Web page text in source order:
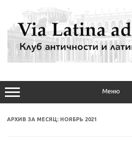
содержимому
Меню
АРХИВ ЗА МЕСЯЦ: НОЯБРЬ 2021